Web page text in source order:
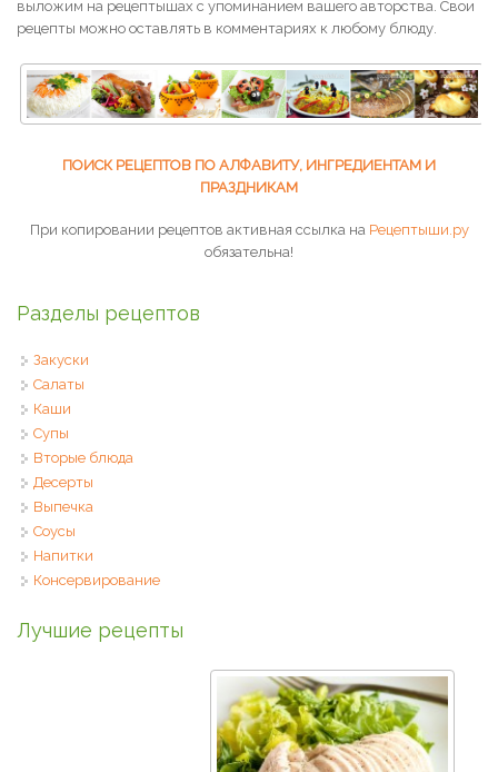
выложим на рецептышах с упоминанием вашего авторства. Свои
рецепты можно оставлять в комментариях к любому блюду.
ПОИСК РЕЦЕПТОВ ПО АЛФАВИТУ, ИНГРЕДИЕНТАМ И
ПРАЗДНИКАМ
При копировании рецептов активная ссылка на Рецептыши.ру
обязательна!
Разделы рецептов
Закуски
Салаты
Каши
Супы
Вторые блюда
Десерты
Выпечка
Соусы
Напитки
Консервирование
Лучшие рецепты